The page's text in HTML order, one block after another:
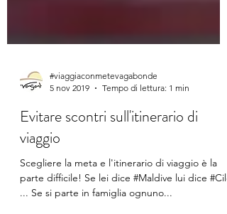
#viaggiaconmetevagabonde
5 nov 2019
Tempo di lettura: 1 min
Evitare scontri sull'itinerario di
viaggio
Scegliere la meta e l'itinerario di viaggio è la